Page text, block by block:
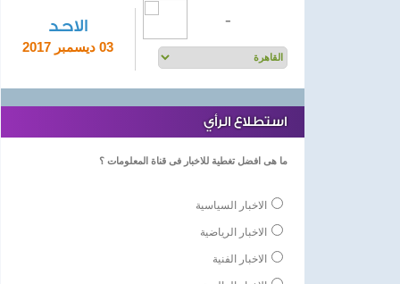
الاحد
03 ديسمبر 2017
-
استطلاع الرأي
ما هى افضل تغطية للاخبار فى قناة المعلومات ؟
الاخبار السياسية
الاخبار الرياضية
الاخبار الفنية